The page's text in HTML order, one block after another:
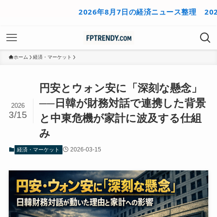
2026年8月7日の経済ニュース整理 2026年8
ホーム 経済・マーケット
円安とウォン安に「深刻な懸念」
──日韓が財務対話で連携した背景
と中東危機が家計に波及する仕組
み
2026
3/15
経済・マーケット 2026-03-15